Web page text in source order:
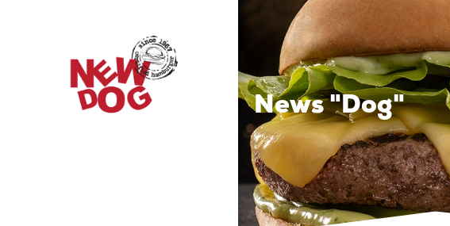
News "Dog"